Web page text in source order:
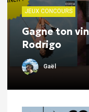
JEUX CONCOURS
Gagne ton
Rodrigo
Gaël